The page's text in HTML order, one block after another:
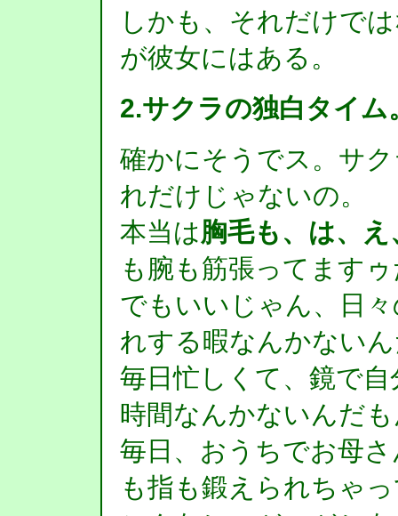
しかも、それだけで
が彼女にはある。
2.サクラの独白タイム
確かにそうでス。サ
れだけじゃないの。
本当は胸毛も、は、
も腕も筋張ってます
でもいいじゃん、日
れする暇なんかない
毎日忙しくて、鏡で
時間なんかないんだ
毎日、おうちでお母
も指も鍛えられちゃ